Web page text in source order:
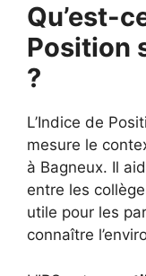
Qu’est-
Position
?
L’Indice de
mesure le
à Bagneux. Il
entre les
utile pour les
connaître